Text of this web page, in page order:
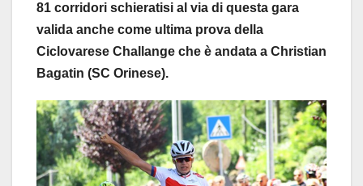
81 corridori schieratisi al via di questa gara
valida anche come ultima prova della
Ciclovarese Challange che è andata a Christian
Bagatin (SC Orinese).